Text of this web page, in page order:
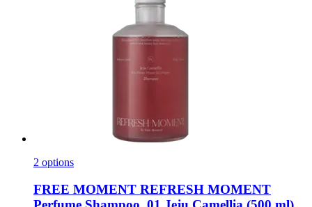
2 options
FREE MOMENT REFRESH MOMENT